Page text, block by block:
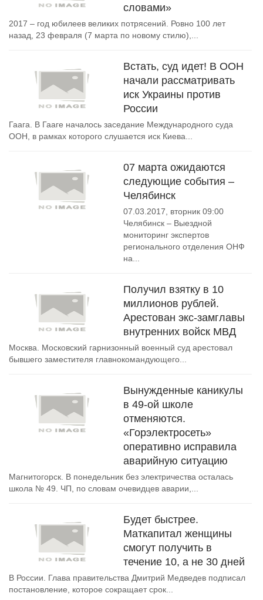
словами»
2017 – год юбилеев великих потрясений. Ровно 100 лет
назад, 23 февраля (7 марта по новому стилю),...
Встать, суд идет! В ООН
начали рассматривать
иск Украины против
России
Гаага. В Гааге началось заседание Международного суда
ООН, в рамках которого слушается иск Киева...
07 марта ожидаются
следующие события –
Челябинск
07.03.2017, вторник 09:00
Челябинск – Выездной
мониторинг экспертов
регионального отделения ОНФ
на...
Получил взятку в 10
миллионов рублей.
Арестован экс-замглавы
внутренних войск МВД
Москва. Московский гарнизонный военный суд арестовал
бывшего заместителя главнокомандующего...
Вынужденные каникулы
в 49-ой школе
отменяются.
«Горэлектросеть»
оперативно исправила
аварийную ситуацию
Магнитогорск. В понедельник без электричества осталась
школа № 49. ЧП, по словам очевидцев аварии,...
Будет быстрее.
Маткапитал женщины
смогут получить в
течение 10, а не 30 дней
В России. Глава правительства Дмитрий Медведев подписал
постановление, которое сокращает срок...